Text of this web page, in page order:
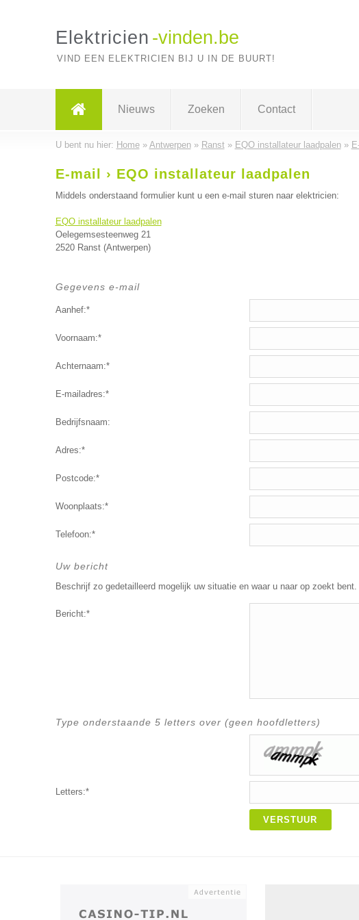
Elektricien -vinden.be
VIND EEN ELEKTRICIEN BIJ U IN DE BUURT!
Nieuws Zoeken Contact
U bent nu hier: Home» Antwerpen» Ranst» EQO installateur laadpalen»
E-mail › EQO installateur laadpalen
Middels onderstaand formulier kunt u een e-mail sturen naar elektricien:
EQO installateur laadpalen
Oelegemsesteenweg 21
2520 Ranst (Antwerpen)
Gegevens e-mail
Aanhef:*
Voornaam:*
Achternaam:*
E-mailadres:*
Bedrijfsnaam:
Adres:*
Postcode:*
Woonplaats:*
Telefoon:*
Uw bericht
Beschrijf zo gedetailleerd mogelijk uw situatie en waar u naar op zoekt bent.
Bericht:*
Type onderstaande 5 letters over (geen hoofdletters)
Letters:*
VERSTUUR